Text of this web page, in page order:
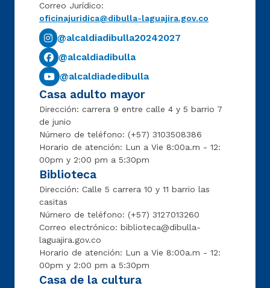
Correo Jurídico:
oficinajuridica@dibulla-laguajira.gov.co
@alcaldiadibulla20242027
@alcaldiadibulla
@alcaldiadedibulla
Casa adulto mayor
Dirección: carrera 9 entre calle 4 y 5 barrio 7
de junio
Número de teléfono: (+57) 3103508386
Horario de atención: Lun a Vie 8:00a.m - 12:
00pm y 2:00 pm a 5:30pm
Biblioteca
Dirección: Calle 5 carrera 10 y 11 barrio las
casitas
Número de teléfono: (+57) 3127013260
Correo electrónico: biblioteca@dibulla-
laguajira.gov.co
Horario de atención: Lun a Vie 8:00a.m - 12:
00pm y 2:00 pm a 5:30pm
Casa de la cultura